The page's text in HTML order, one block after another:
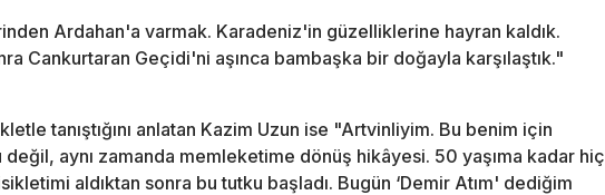
Ardahan'a varmak. Karadeniz'in güzelliklerine hayran kaldık.
Cankurtaran Geçidi'ni aşınca bambaşka bir doğayla karşılaştık."
tanıştığını anlatan Kazim Uzun ise "Artvinliyim. Bu benim için
aynı zamanda memleketime dönüş hikâyesi. 50 yaşıma kadar hiç
aldıktan sonra bu tutku başladı. Bugün ‘Demir Atım' dediğim